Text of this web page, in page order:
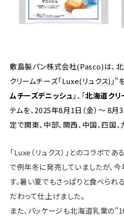
敷島製パン株式会社(Pasco)は、
クリームチーズ「Luxe(リュクス)」"
ムチーズデニッシュ 」、「北海道クリ
テムを、2025年8月1日（金）〜 8月
定で関東、中部、関西、中国、四国
「Luxe（リュクス）」とのコラボで
で例年冬に発売していましたが、
す。暑い夏でもさっぱりと食べられ
だわって仕上げました。
また、パッケージも北海道乳業の